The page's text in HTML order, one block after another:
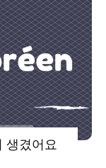
생겼어요